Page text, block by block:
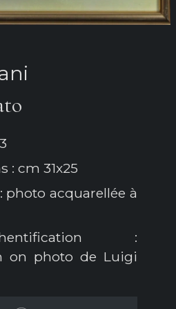
: cm 31x25
photo acquarellée à
:
on photo de Luigi